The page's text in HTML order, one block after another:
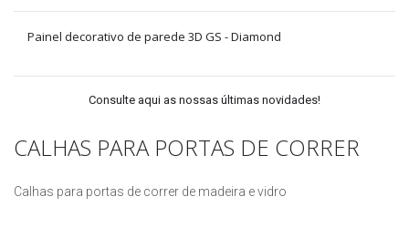
Painel decorativo de parede 3D GS - Diamond
Consulte aqui as nossas últimas novidades!
CALHAS PARA PORTAS DE CORRER
Calhas para portas de correr de madeira e vidro